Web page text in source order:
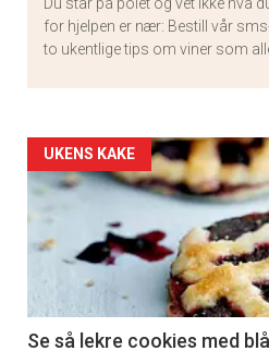
for hjelpen er nær: Bestill vår
to ukentlige tips om viner som
Artikler
detail
-
section
11
UKENS KAKE
Se så lekre cookies med